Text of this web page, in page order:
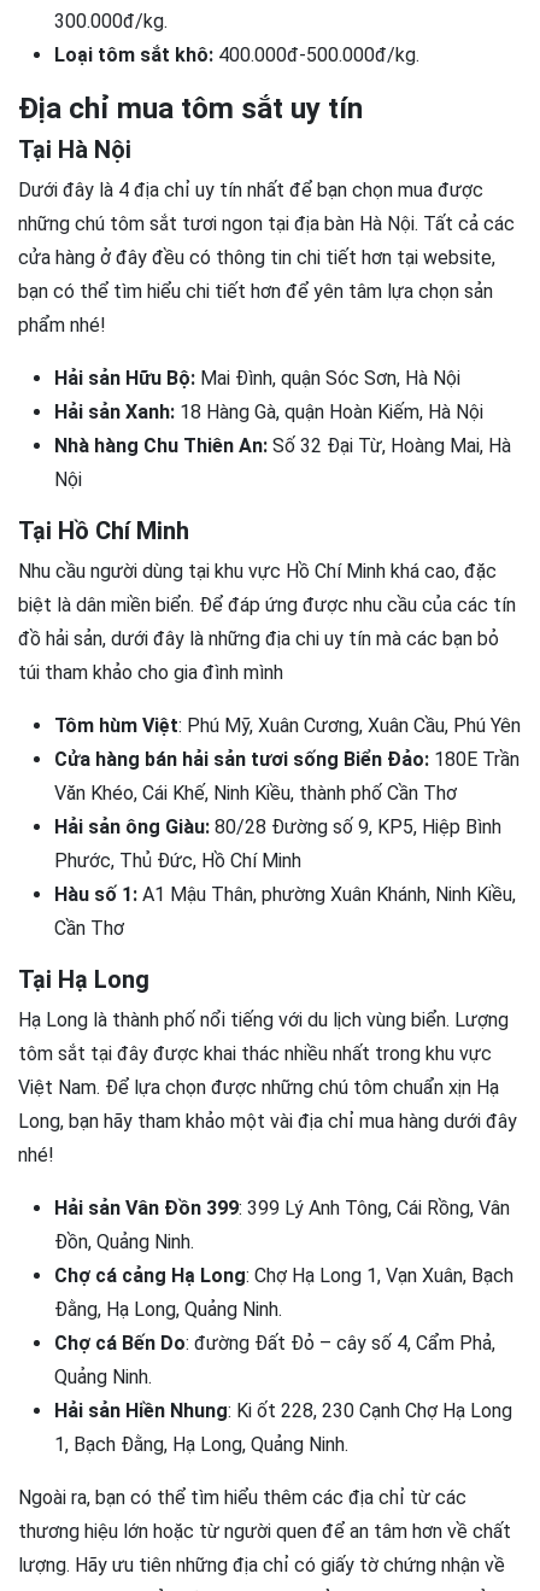
300.000đ/kg.
Loại tôm sắt khô: 400.000đ-500.000đ/kg.
Địa chỉ mua tôm sắt uy tín
Tại Hà Nội
Dưới đây là 4 địa chỉ uy tín nhất để bạn chọn mua được
những chú tôm sắt tươi ngon tại địa bàn Hà Nội. Tất cả các
cửa hàng ở đây đều có thông tin chi tiết hơn tại website,
bạn có thể tìm hiểu chi tiết hơn để yên tâm lựa chọn sản
phẩm nhé!
Hải sản Hữu Bộ: Mai Đình, quận Sóc Sơn, Hà Nội
Hải sản Xanh: 18 Hàng Gà, quận Hoàn Kiếm, Hà Nội
Nhà hàng Chu Thiên An: Số 32 Đại Từ, Hoàng Mai, Hà
Nội
Tại Hồ Chí Minh
Nhu cầu người dùng tại khu vực Hồ Chí Minh khá cao, đặc
biệt là dân miền biển. Để đáp ứng được nhu cầu của các tín
đồ hải sản, dưới đây là những địa chi uy tín mà các bạn bỏ
túi tham khảo cho gia đình mình
Tôm hùm Việt: Phú Mỹ, Xuân Cương, Xuân Cầu, Phú Yên
Cửa hàng bán hải sản tươi sống Biển Đảo: 180E Trần
Văn Khéo, Cái Khế, Ninh Kiều, thành phố Cần Thơ
Hải sản ông Giàu: 80/28 Đường số 9, KP5, Hiệp Bình
Phước, Thủ Đức, Hồ Chí Minh
Hàu số 1: A1 Mậu Thân, phường Xuân Khánh, Ninh Kiều,
Cần Thơ
Tại Hạ Long
Hạ Long là thành phố nổi tiếng với du lịch vùng biển. Lượng
tôm sắt tại đây được khai thác nhiều nhất trong khu vực
Việt Nam. Để lựa chọn được những chú tôm chuẩn xịn Hạ
Long, bạn hãy tham khảo một vài địa chỉ mua hàng dưới đây
nhé!
Hải sản Vân Đồn 399: 399 Lý Anh Tông, Cái Rồng, Vân
Đồn, Quảng Ninh.
Chợ cá cảng Hạ Long: Chợ Hạ Long 1, Vạn Xuân, Bạch
Đằng, Hạ Long, Quảng Ninh.
Chợ cá Bến Do: đường Đất Đỏ – cây số 4, Cẩm Phả,
Quảng Ninh.
Hải sản Hiền Nhung: Ki ốt 228, 230 Cạnh Chợ Hạ Long
1, Bạch Đằng, Hạ Long, Quảng Ninh.
Ngoài ra, bạn có thể tìm hiểu thêm các địa chỉ từ các
thương hiệu lớn hoặc từ người quen để an tâm hơn về chất
lượng. Hãy ưu tiên những địa chỉ có giấy tờ chứng nhận về